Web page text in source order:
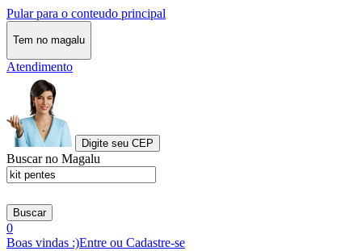
Pular para o conteudo principal
Tem no magalu
Atendimento
Digite seu CEP
Buscar no Magalu
Buscar
0
Boas vindas :)Entre ou Cadastre-se